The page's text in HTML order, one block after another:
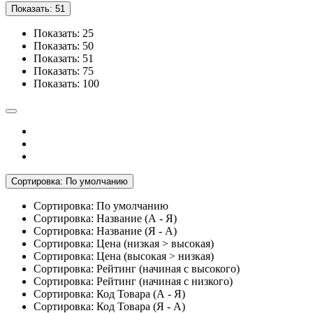
Показать: 51
Показать: 25
Показать: 50
Показать: 51
Показать: 75
Показать: 100
Сортировка: По умолчанию
Сортировка: По умолчанию
Сортировка: Название (А - Я)
Сортировка: Название (Я - А)
Сортировка: Цена (низкая > высокая)
Сортировка: Цена (высокая > низкая)
Сортировка: Рейтинг (начиная с высокого)
Сортировка: Рейтинг (начиная с низкого)
Сортировка: Код Товара (А - Я)
Сортировка: Код Товара (Я - А)